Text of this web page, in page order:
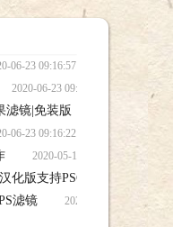
06-23 09:16:57 PhotoShop的摄影
2020-06-23 09:16:25
滤镜|免装版
装版笔刷下载
06-23 09:16:22 PhotoShop的摄影
2020-05-14 07:34:37
化版支持PSCC版本
版支持PSCC版本笔刷下载
滤镜 2020-04-16 08:58:51